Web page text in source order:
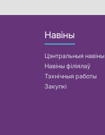
Навіны
Цэнтральныя навіны
Навіны філіялаў
Тэхнічныя работы
Закупкі